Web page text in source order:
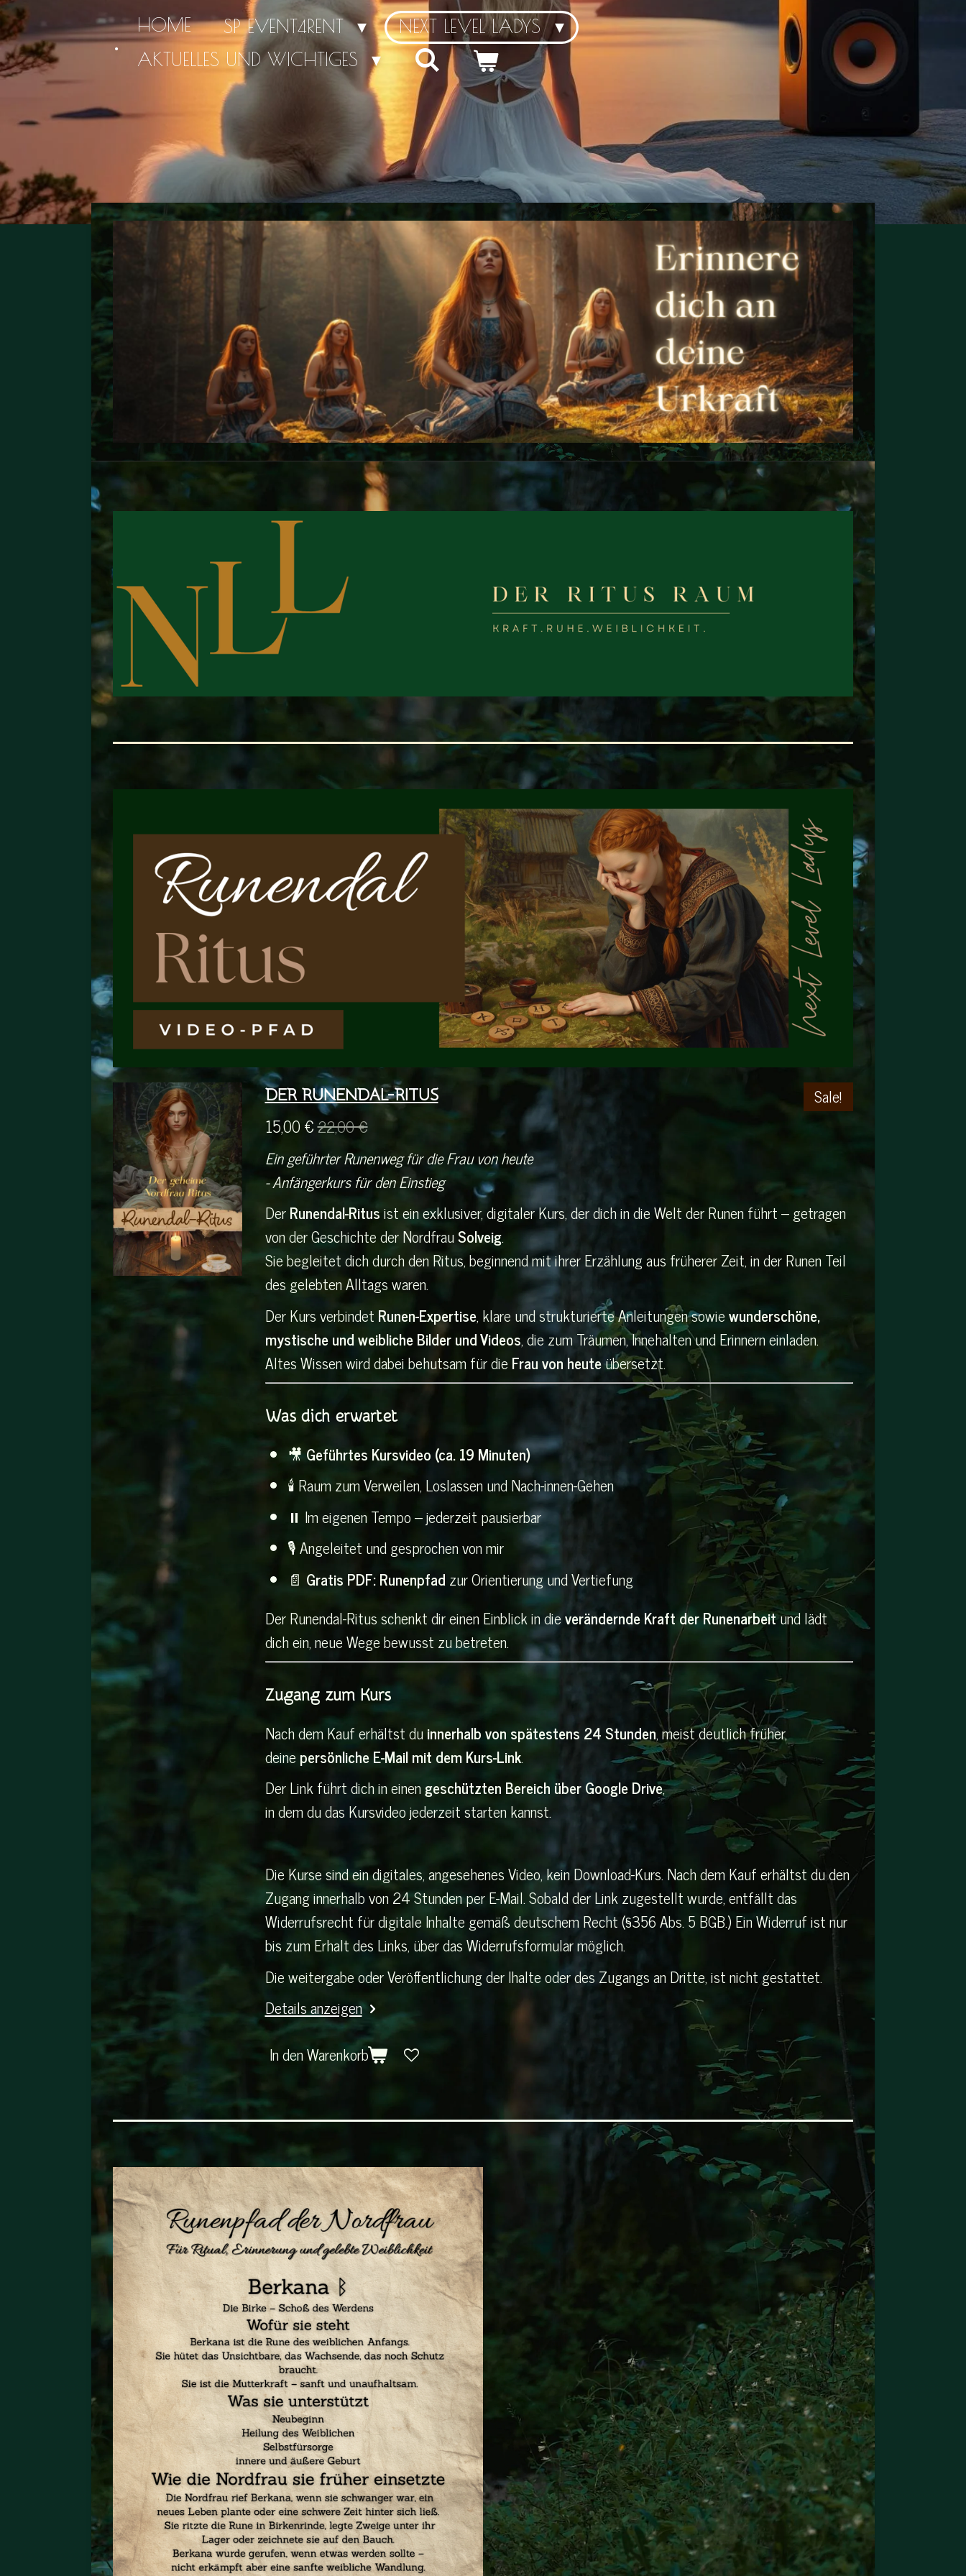
Zum
Hauptinhalt
springen
.
HOME SP EVENT4RENT
NEXT LEVEL LADYS
AKTUELLES UND WICHTIGES
Sale!
DER RUNENDAL-RITUS
15,00 €22,00 €
Ein geführter Runenweg für die Frau von heute
- Anfängerkurs für den Einstieg
DerRunendal-Ritusist ein exklusiver, digitaler Kurs, der dich in die Welt der Runen führt – getragen
von der Geschichte der NordfrauSolveig.
Sie begleitet dich durch den Ritus, beginnend mit ihrer Erzählung aus früherer Zeit, in der Runen Teil
des gelebten Alltags waren.
Der Kurs verbindet Runen-Expertise, klare und strukturierte Anleitungen sowiewunderschöne,
mystische und weibliche Bilder und Videos, die zum Träumen, Innehalten und Erinnern einladen.
Altes Wissen wird dabei behutsam für die Frau von heuteübersetzt.
Was dich erwartet
🎥Geführtes Kursvideo (ca. 19 Minuten)
🕯️ Raum zum Verweilen, Loslassen und Nach-innen-Gehen
⏸️ Im eigenen Tempo – jederzeit pausierbar
🎙️ Ange­leitet und gesprochen von mir
📄 Gratis PDF: Runenpfadzur Orientierung und Vertiefung
Der Runendal-Ritus schenkt dir einen Einblick in dieverändernde Kraft der Runenarbeitund lädt
dich ein, neue Wege bewusst zu betreten.
Zugang zum Kurs
Nach dem Kauf erhältst du innerhalb von spätestens 24 Stunden, meist deutlich früher,
deine persönliche E-Mail mit dem Kurs-Link.
Der Link führt dich in einengeschützten Bereich über Google Drive,
in dem du das Kursvideo jederzeit starten kannst.
Die Kurse sind ein digitales, angesehenes Video, kein Download-Kurs. Nach dem Kauf erhältst du den
Zugang innerhalb von 24 Stunden per E-Mail. Sobald der Link zugestellt wurde, entfällt das
Widerrufsrecht für digitale Inhalte gemäß deutschem Recht (§356 Abs. 5 BGB.) Ein Widerruf ist nur
bis zum Erhalt des Links, über das Widerrufsformular möglich.
Die weitergabe oder Veröffentlichung der Ihalte oder des Zugangs an Dritte, ist nicht gestattet.
Details anzeigen
In den Warenkorb